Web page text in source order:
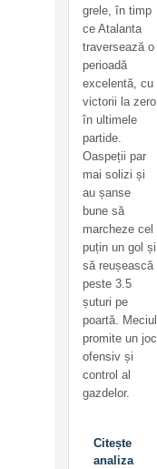
grele, în timp
ce Atalanta
traversează o
perioadă
excelentă, cu
victorii la zero
în ultimele
partide.
Oaspeții par
mai solizi și
au șanse
bune să
marcheze cel
puțin un gol și
să reușească
peste 3.5
șuturi pe
poartă. Meciul
promite un joc
ofensiv și
control al
gazdelor.
Citește
analiza